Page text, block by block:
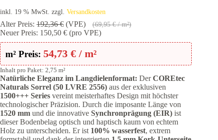
war:
192,36 €
ist:
150,50 €.
inkl. 19 % MwSt. zzgl. Versandkosten
Alter Preis: 192,36€ (VPE) (69,95€/ m²)
Neuer Preis: 150,50 € (pro VPE)
m² Preis: 54,73 € / m²
Inhalt pro Paket: 2,75 m²
Natürliche Eleganz im Langdielenformat: DerCOREtec
Naturals Sorrel (50 LVRE 2556) aus der exklusiven
1500+++ Series vereint meisterhaftes Design mit höchster
technologischer Präzision. Durch die imposante Länge von
1520 mm und die innovative Synchronprägung (EIR) ist
dieser Bodenbelag optisch und haptisch kaum von echtem
Holz zu unterscheiden. Er ist 100% wasserfest, extrem